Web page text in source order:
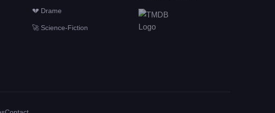
💔 Drame
🚀 Science-Fiction